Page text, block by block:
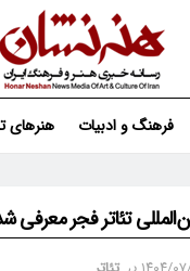
فرهنگ و ادبیات
تئاتر فجر معرفی
در